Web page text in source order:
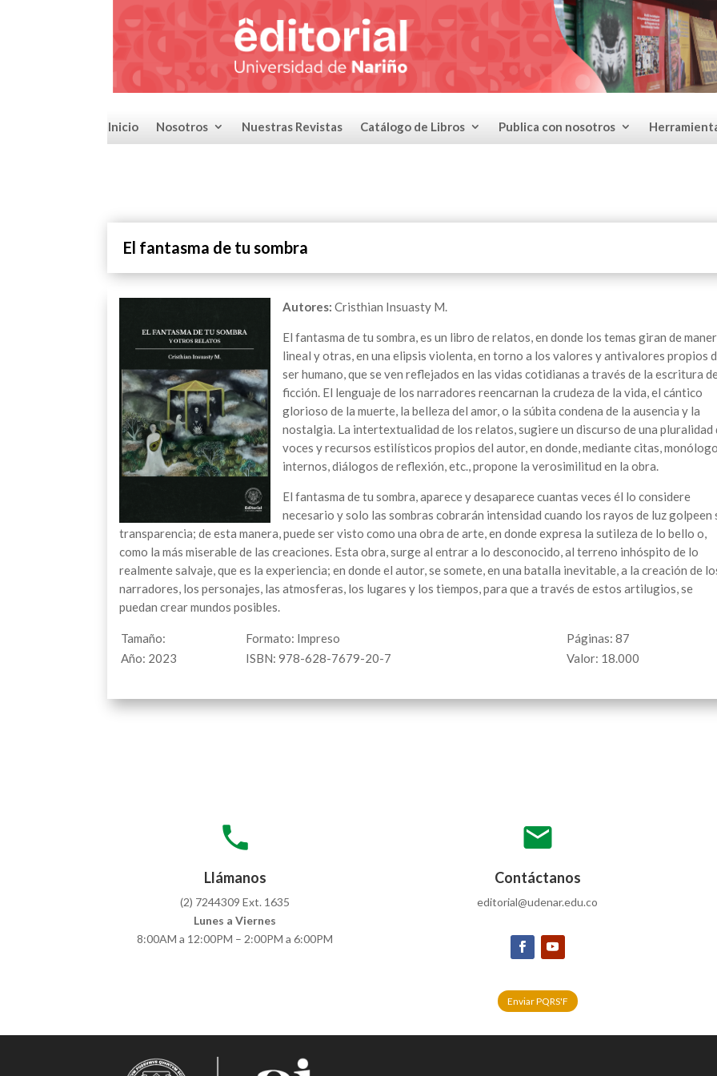
Inicio Nosotros Nuestras Revistas Catálogo de Libros Publica con nosotros
El fantasma de tu sombra
Autores: Cristhian Insuasty M.
El fantasma de tu sombra, es un libro de relatos, en donde los temas giran de
lineal y otras, en una elipsis violenta, en torno a los valores y antivalores propios
ser humano, que se ven reflejados en las vidas cotidianas a través de la escritura
ficción. El lenguaje de los narradores reencarnan la crudeza de la vida, el cántico
glorioso de la muerte, la belleza del amor, o la súbita condena de la ausencia y la
nostalgia. La intertextualidad de los relatos, sugiere un discurso de una pluralidad
voces y recursos estilísticos propios del autor, en donde, mediante citas,
internos, diálogos de reflexión, etc., propone la verosimilitud en la obra.
El fantasma de tu sombra, aparece y desaparece cuantas veces él lo considere
necesario y solo las sombras cobrarán intensidad cuando los rayos de luz golpeen
transparencia; de esta manera, puede ser visto como una obra de arte, en donde expresa la sutileza de lo bello o,
como la más miserable de las creaciones. Esta obra, surge al entrar a lo desconocido, al terreno inhóspito de lo
realmente salvaje, que es la experiencia; en donde el autor, se somete, en una batalla inevitable, a la creación de
narradores, los personajes, las atmosferas, los lugares y los tiempos, para que a través de estos artilugios, se
puedan crear mundos posibles.
Tamaño: Formato: Impreso
Páginas: 87
Año: 2023
ISBN: 978-628-7679-20-7 Valor: 18.000
local_phone
Llámanos
(2) 7244309 Ext. 1635
Lunes a Viernes
8:00AM a 12:00PM – 2:00PM a 6:00PM
mail
Contáctanos
editorial@udenar.edu.co
Enviar PQRS'F